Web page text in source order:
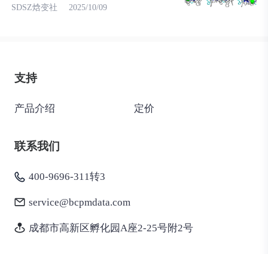
SDSZ焓变社 2025/10/09
支持
产品介绍 定价
联系我们
400-9696-311转3
service@bcpmdata.com
成都市高新区孵化园A座2-25号附2号